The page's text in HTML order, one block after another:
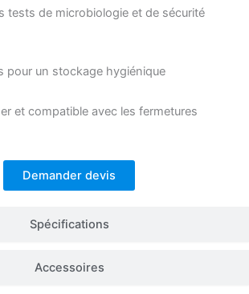
Spécifications
Accessoires
tests de microbiologie et de sécurité
pour un stockage hygiénique
et compatible avec les fermetures
Demander devis